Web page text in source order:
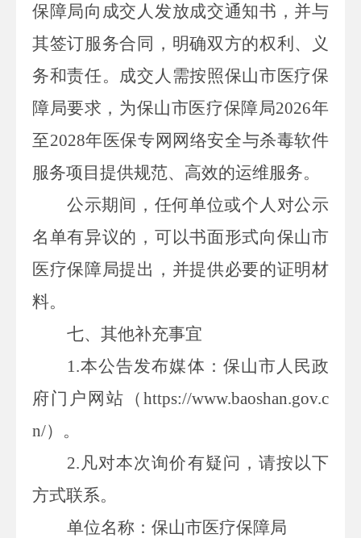
保障局向成交人发放成交通知书，并与
其签订服务合同，明确双方的权利、义
务和责任。成交人需按照保山市医疗保
障局要求，为保山市医疗保障局2026年
至2028年医保专网网络安全与杀毒软件
服务项目提供规范、高效的运维服务。
公示期间，任何单位或个人对公示
名单有异议的，可以书面形式向保山市
医疗保障局提出，并提供必要的证明材
料。
七、其他补充事宜
1.本公告发布媒体：保山市人民政
府门户网站（ https://www.baoshan.gov.c
n/）。
2. 凡对本次询价有疑问，请按以下
方式联系。
单位名称：保山市医疗保障局